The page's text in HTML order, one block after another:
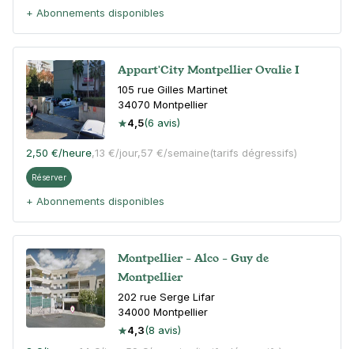
+ Abonnements disponibles
Appart'City Montpellier Ovalie I
105 rue Gilles Martinet
34070 Montpellier
4,5(6 avis)
2,50 €/heure,13 €/jour,57 €/semaine(tarifs dégressifs)
Réserver
+ Abonnements disponibles
Montpellier - Alco - Guy de
Montpellier
202 rue Serge Lifar
34000 Montpellier
4,3(8 avis)